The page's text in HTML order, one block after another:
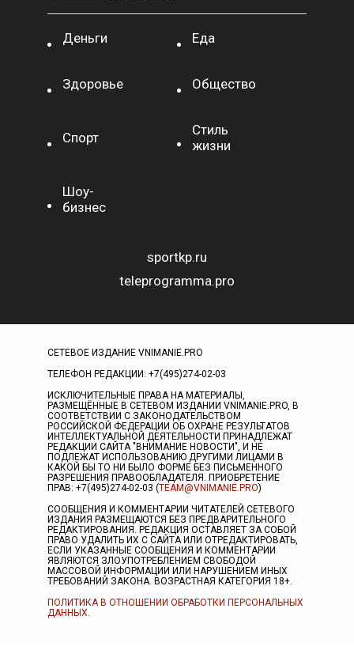
Деньги Еда
Здоровье Общество
Спорт
Стиль
жизни
Шоу-
бизнес
sportkp.ru
teleprogramma.pro
СЕТЕВОЕ ИЗДАНИЕ VNIMANIE.PRO
ТЕЛЕФОН РЕДАКЦИИ: +7(495)274-02-03
ИСКЛЮЧИТЕЛЬНЫЕ ПРАВА НА МАТЕРИАЛЫ,
РАЗМЕЩЁННЫЕ В СЕТЕВОМ ИЗДАНИИ VNIMANIE.PRO, В
СООТВЕТСТВИИ С ЗАКОНОДАТЕЛЬСТВОМ
РОССИЙСКОЙ ФЕДЕРАЦИИ ОБ ОХРАНЕ РЕЗУЛЬТАТОВ
ИНТЕЛЛЕКТУАЛЬНОЙ ДЕЯТЕЛЬНОСТИ ПРИНАДЛЕЖАТ
РЕДАКЦИИ САЙТА "ВНИМАНИЕ НОВОСТИ", И НЕ
ПОДЛЕЖАТ ИСПОЛЬЗОВАНИЮ ДРУГИМИ ЛИЦАМИ В
КАКОЙ БЫ ТО НИ БЫЛО ФОРМЕ БЕЗ ПИСЬМЕННОГО
РАЗРЕШЕНИЯ ПРАВООБЛАДАТЕЛЯ. ПРИОБРЕТЕНИЕ
ПРАВ: +7(495)274-02-03 (TEAM@VNIMANIE.PRO)
СООБЩЕНИЯ И КОММЕНТАРИИ ЧИТАТЕЛЕЙ СЕТЕВОГО
ИЗДАНИЯ РАЗМЕЩАЮТСЯ БЕЗ ПРЕДВАРИТЕЛЬНОГО
РЕДАКТИРОВАНИЯ. РЕДАКЦИЯ ОСТАВЛЯЕТ ЗА СОБОЙ
ПРАВО УДАЛИТЬ ИХ С САЙТА ИЛИ ОТРЕДАКТИРОВАТЬ,
ЕСЛИ УКАЗАННЫЕ СООБЩЕНИЯ И КОММЕНТАРИИ
ЯВЛЯЮТСЯ ЗЛОУПОТРЕБЛЕНИЕМ СВОБОДОЙ
МАССОВОЙ ИНФОРМАЦИИ ИЛИ НАРУШЕНИЕМ ИНЫХ
ТРЕБОВАНИЙ ЗАКОНА. ВОЗРАСТНАЯ КАТЕГОРИЯ 18+.
ПОЛИТИКА В ОТНОШЕНИИ ОБРАБОТКИ ПЕРСОНАЛЬНЫХ
ДАННЫХ.